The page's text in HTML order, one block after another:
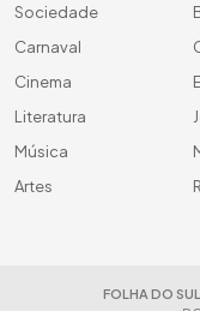
Sociedade
Carnaval
Cinema
Literatura
Música
Artes
FOLHA DO SUL